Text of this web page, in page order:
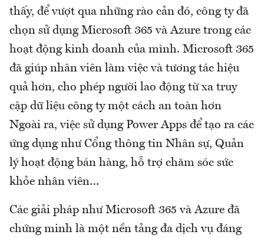
thấy, để vượt qua những rào cản đó, công ty đã
chọn sử dụng Microsoft 365 và Azure trong các
hoạt động kinh doanh của mình. Microsoft 365
đã giúp nhân viên làm việc và tương tác hiệu
quả hơn, cho phép người lao động từ xa truy
cập dữ liệu công ty một cách an toàn hơn
Ngoài ra, việc sử dụng Power Apps để tạo ra các
ứng dụng như Cổng thông tin Nhân sự, Quản
lý hoạt động bán hàng, hỗ trợ chăm sóc sức
khỏe nhân viên…
Các giải pháp như Microsoft 365 và Azure đã
chứng minh là một nền tảng đa dịch vụ đáng